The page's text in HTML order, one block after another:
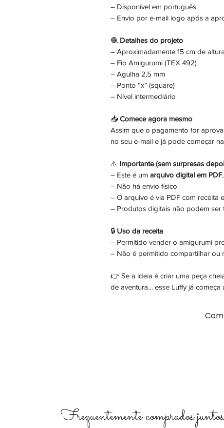
– Disponível em português
– Envio por e-mail logo após a
🧶 Detalhes do projeto
– Aproximadamente 15 cm de altura
– Fio Amigurumi (TEX 492)
– Agulha 2,5 mm
– Ponto “x” (square)
– Nível intermediário
📥 Comece agora mesmo
Assim que o pagamento for
no seu e-mail e já pode começar
⚠️ Importante (sem surpresas
– Este é um arquivo digital em PDF
– Não há envio físico
– O arquivo é via PDF com receita
– Produtos digitais não podem
🔒 Uso da receita
– Permitido vender o amigurumi
– Não é permitido compartilhar ou
👉 Se a ideia é criar uma peça
de aventura… esse Luffy já
Frequentemente comprados